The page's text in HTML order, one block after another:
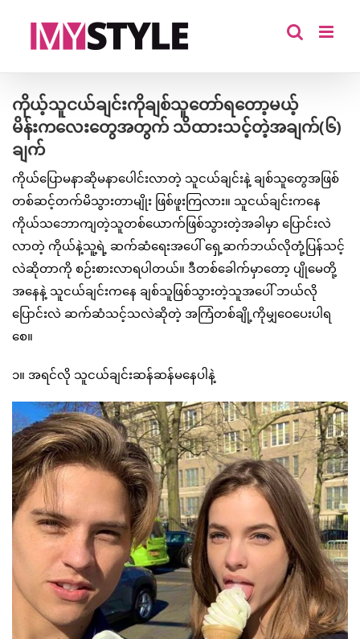
ကိုယ့်သူငယ်ချင်းကိုချစ်သူတော်ရတော့မယ့်
မိန်းကလေးတွေအတွက် သိထားသင့်တဲ့အချက်(၆)
ချက်
ကိုယ်ပြောမနာဆိုမနာပေါင်းလာတဲ့ သူငယ်ချင်းနဲ့ ချစ်သူတွေအဖြစ်
တစ်ဆင့်တက်မိသွားတာမျိုး ဖြစ်ဖူးကြလား။ သူငယ်ချင်းကနေ
ကိုယ်သဘောကျတဲ့သူတစ်ယောက်ဖြစ်သွားတဲ့အခါမှာ ပြောင်းလဲ
လာတဲ့ ကိုယ်နဲ့သူ့ရဲ့ ဆက်ဆံရေးအပေါ် ရှေ့ဆက်ဘယ်လိုတုံ့ပြန်သင့်
လဲဆိုတာကို စဉ်းစားလာရပါတယ်။ ဒီတစ်ခေါက်မှာတော့ ပျိုမေတို့
အနေနဲ့ သူငယ်ချင်းကနေ ချစ်သူဖြစ်သွားတဲ့သူအပေါ် ဘယ်လို
ပြောင်းလဲ ဆက်ဆံသင့်သလဲဆိုတဲ့ အကြံတစ်ချို့ကိုမျှဝေပေးပါရ
စေ။
၁။ အရင်လို သူငယ်ချင်းဆန်ဆန်မနေပါနဲ့